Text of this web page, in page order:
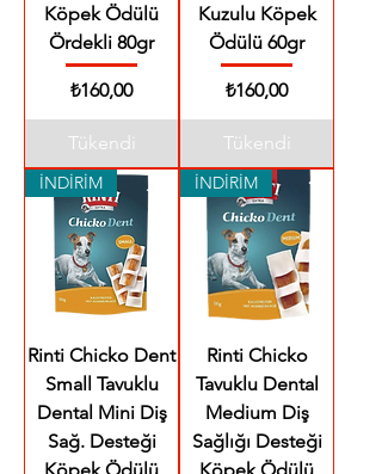
Köpek Ödülü
Ördekli 80gr
Fiyat
₺160,00
Tükendi
Kuzulu Köpek
Ödülü 60gr
Fiyat
₺160,00
Tükendi
İNDİRİM
Rinti Chicko Dent
Small Tavuklu
Dental Mini Diş
Sağ. Desteği
İNDİRİM
Rinti Chicko
Tavuklu Dental
Medium Diş
Sağlığı Desteği